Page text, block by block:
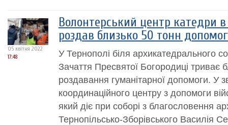
05 квітня 2022
17:48
Волонтерський центр катедри
роздав близько 50 тонн
У Тернополі біля архикатедрального
Зачаття Пресвятої Богородиці триває
роздавання гуманітарної допомоги. У
координаційного центру з допомоги
який діє при соборі з благословення
Тернопільсько-Зборівського Василія